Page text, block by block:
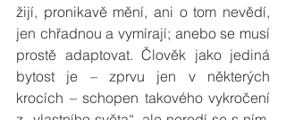
žijí, pronikavě mění, ani o tom nevědí,
jen chřadnou a vymírají; anebo se musí
prostě adaptovat. Člověk jako jediná
bytost je – zprvu jen v některých
krocích – schopen takového vykročení